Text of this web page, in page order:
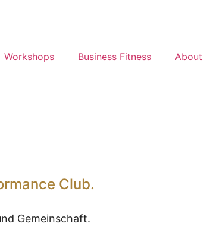
Workshops Business Fitness About
Club.
Gemeinschaft.